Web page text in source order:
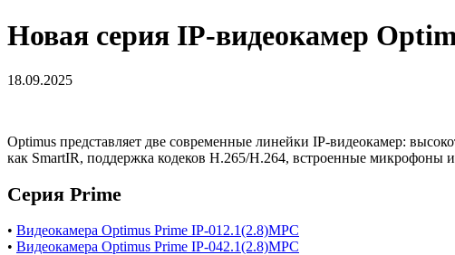
Новая серия IP-видеокамер
18.09.2025
Optimus представляет две современные линейки IP-видеокамер:
как SmartIR, поддержка кодеков H.265/H.264, встроенные микрофоны
Серия Prime
• Видеокамера Optimus Prime IP-012.1(2.8)MPC
• Видеокамера Optimus Prime IP-042.1(2.8)MPC